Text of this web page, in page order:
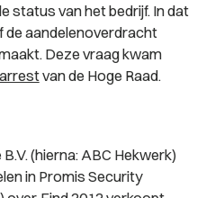
status van het bedrijf. In dat
de aandelenoverdracht
Deze vraag kwam
arrestvan de Hoge Raad.
(hierna: ABC Hekwerk)
in Promis Security